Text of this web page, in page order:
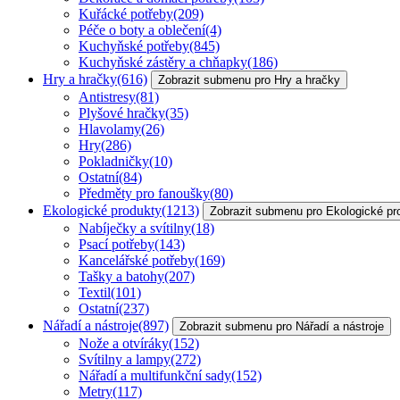
Kuřácké potřeby(209)
Péče o boty a oblečení(4)
Kuchyňské potřeby(845)
Kuchyňské zástěry a chňapky(186)
Hry a hračky(616) Zobrazit submenu pro Hry a hračky
Antistresy(81)
Plyšové hračky(35)
Hlavolamy(26)
Hry(286)
Pokladničky(10)
Ostatní(84)
Předměty pro fanoušky(80)
Ekologické produkty(1213) Zobrazit submenu pro Ekologické
Nabíječky a svítilny(18)
Psací potřeby(143)
Kancelářské potřeby(169)
Tašky a batohy(207)
Textil(101)
Ostatní(237)
Nářadí a nástroje(897) Zobrazit submenu pro Nářadí a nástroje
Nože a otvíráky(152)
Svítilny a lampy(272)
Nářadí a multifunkční sady(152)
Metry(117)